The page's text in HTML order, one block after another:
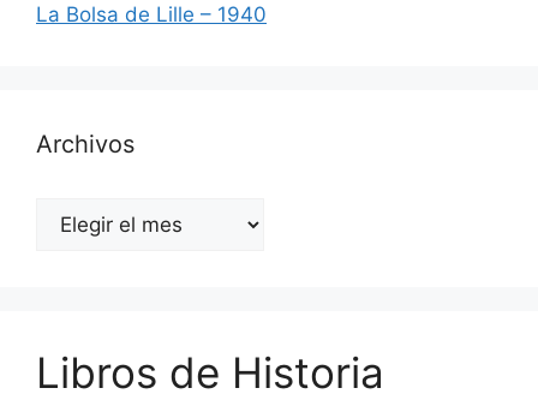
La Bolsa de Lille – 1940
Archivos
Archivos
Libros de Historia